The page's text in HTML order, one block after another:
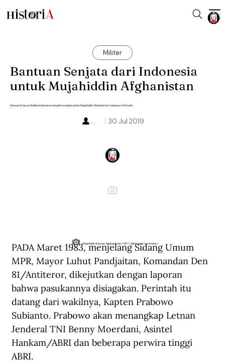
Militer
Bantuan Senjata dari Indonesia
untuk Mujahiddin Afghanistan
Operasi khusus intelijen Indonesia mengirim senjata untuk Mujahiddin Afghanistan melawan Uni Soviet.
30 Jul 2019
...
Mujahiddin di Kunar, Afghanistan, 1987. (Wikimedia Commons).
PADA Maret 1983, menjelang Sidang Umum
MPR, Mayor Luhut Pandjaitan, Komandan Den
81/Antiteror, dikejutkan dengan laporan
bahwa pasukannya disiagakan. Perintah itu
datang dari wakilnya, Kapten Prabowo
Subianto. Prabowo akan menangkap Letnan
Jenderal TNI Benny Moerdani, Asintel
Hankam/ABRI dan beberapa perwira tinggi
ABRI.